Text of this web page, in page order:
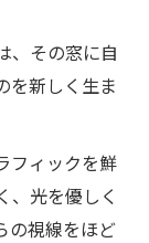
、その窓に自
を新しく生ま
フィックを鮮
、光を優しく
の視線をほど